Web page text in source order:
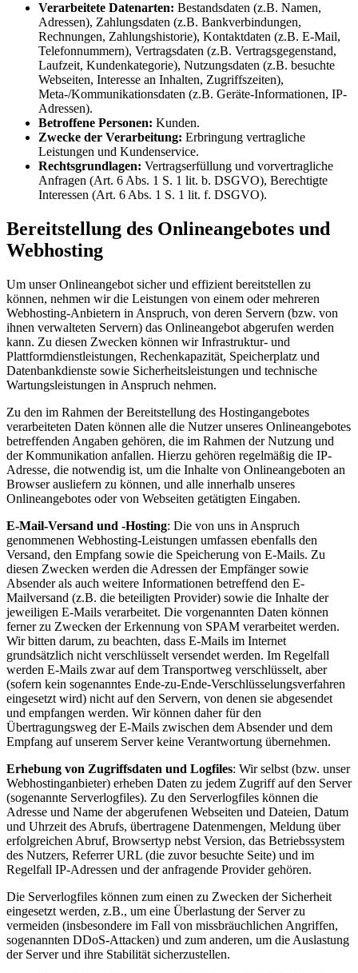
Verarbeitete Datenarten: Bestandsdaten (z.B. Namen,
Adressen), Zahlungsdaten (z.B. Bankverbindungen,
Rechnungen, Zahlungshistorie), Kontaktdaten (z.B. E-Mail,
Telefonnummern), Vertragsdaten (z.B. Vertragsgegenstand,
Laufzeit, Kundenkategorie), Nutzungsdaten (z.B. besuchte
Webseiten, Interesse an Inhalten, Zugriffszeiten),
Meta-/Kommunikationsdaten (z.B. Geräte-Informationen, IP-
Adressen).
Betroffene Personen: Kunden.
Zwecke der Verarbeitung: Erbringung vertragliche
Leistungen und Kundenservice.
Rechtsgrundlagen: Vertragserfüllung und vorvertragliche
Anfragen (Art. 6 Abs. 1 S. 1 lit. b. DSGVO), Berechtigte
Interessen (Art. 6 Abs. 1 S. 1 lit. f. DSGVO).
Bereitstellung des Onlineangebotes und
Webhosting
Um unser Onlineangebot sicher und effizient bereitstellen zu
können, nehmen wir die Leistungen von einem oder mehreren
Webhosting-Anbietern in Anspruch, von deren Servern (bzw. von
ihnen verwalteten Servern) das Onlineangebot abgerufen werden
kann. Zu diesen Zwecken können wir Infrastruktur- und
Plattformdienstleistungen, Rechenkapazität, Speicherplatz und
Datenbankdienste sowie Sicherheitsleistungen und technische
Wartungsleistungen in Anspruch nehmen.
Zu den im Rahmen der Bereitstellung des Hostingangebotes
verarbeiteten Daten können alle die Nutzer unseres Onlineangebotes
betreffenden Angaben gehören, die im Rahmen der Nutzung und
der Kommunikation anfallen. Hierzu gehören regelmäßig die IP-
Adresse, die notwendig ist, um die Inhalte von Onlineangeboten an
Browser ausliefern zu können, und alle innerhalb unseres
Onlineangebotes oder von Webseiten getätigten Eingaben.
E-Mail-Versand und -Hosting: Die von uns in Anspruch
genommenen Webhosting-Leistungen umfassen ebenfalls den
Versand, den Empfang sowie die Speicherung von E-Mails. Zu
diesen Zwecken werden die Adressen der Empfänger sowie
Absender als auch weitere Informationen betreffend den E-
Mailversand (z.B. die beteiligten Provider) sowie die Inhalte der
jeweiligen E-Mails verarbeitet. Die vorgenannten Daten können
ferner zu Zwecken der Erkennung von SPAM verarbeitet werden.
Wir bitten darum, zu beachten, dass E-Mails im Internet
grundsätzlich nicht verschlüsselt versendet werden. Im Regelfall
werden E-Mails zwar auf dem Transportweg verschlüsselt, aber
(sofern kein sogenanntes Ende-zu-Ende-Verschlüsselungsverfahren
eingesetzt wird) nicht auf den Servern, von denen sie abgesendet
und empfangen werden. Wir können daher für den
Übertragungsweg der E-Mails zwischen dem Absender und dem
Empfang auf unserem Server keine Verantwortung übernehmen.
Erhebung von Zugriffsdaten und Logfiles: Wir selbst (bzw. unser
Webhostinganbieter) erheben Daten zu jedem Zugriff auf den Server
(sogenannte Serverlogfiles). Zu den Serverlogfiles können die
Adresse und Name der abgerufenen Webseiten und Dateien, Datum
und Uhrzeit des Abrufs, übertragene Datenmengen, Meldung über
erfolgreichen Abruf, Browsertyp nebst Version, das Betriebssystem
des Nutzers, Referrer URL (die zuvor besuchte Seite) und im
Regelfall IP-Adressen und der anfragende Provider gehören.
Die Serverlogfiles können zum einen zu Zwecken der Sicherheit
eingesetzt werden, z.B., um eine Überlastung der Server zu
vermeiden (insbesondere im Fall von missbräuchlichen Angriffen,
sogenannten DDoS-Attacken) und zum anderen, um die Auslastung
der Server und ihre Stabilität sicherzustellen.